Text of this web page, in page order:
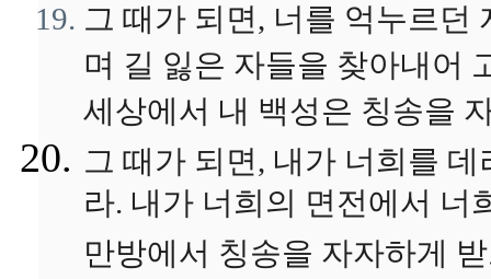
그 때가 되면, 너를 억누르던
며 길 잃은 자들을 찾아내어
세상에서 내 백성은 칭송을
그 때가 되면, 내가 너희를
라. 내가 너희의 면전에서 너
만방에서 칭송을 자자하게